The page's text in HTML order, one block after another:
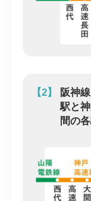
【2】
阪神
駅と
間の